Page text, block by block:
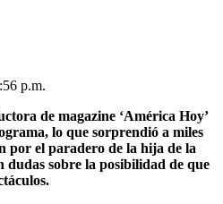
p.m.
de magazine ‘América Hoy’
lo que sorprendió a miles
por el paradero de la hija de la
dudas sobre la posibilidad de que